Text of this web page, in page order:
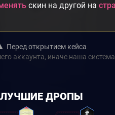
скин на другой на
Перед открытием кейса
аккаунта, иначе наша
ЛУЧШИЕ ДРОПЫ